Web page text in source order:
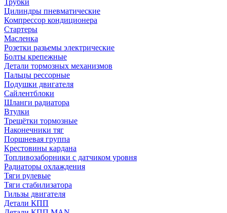
Трубки
Цилиндры пневматические
Компрессор кондиционера
Стартеры
Масленка
Розетки разьемы электрические
Болты крепежные
Детали тормозных механизмов
Пальцы рессорные
Подушки двигателя
Сайлентблоки
Шланги радиатора
Втулки
Трещётки тормозные
Наконечники тяг
Поршневая группа
Крестовины кардана
Топливозаборники с датчиком уровня
Радиаторы охлаждения
Тяги рулевые
Тяги стабилизатора
Гильзы двигателя
Детали КПП